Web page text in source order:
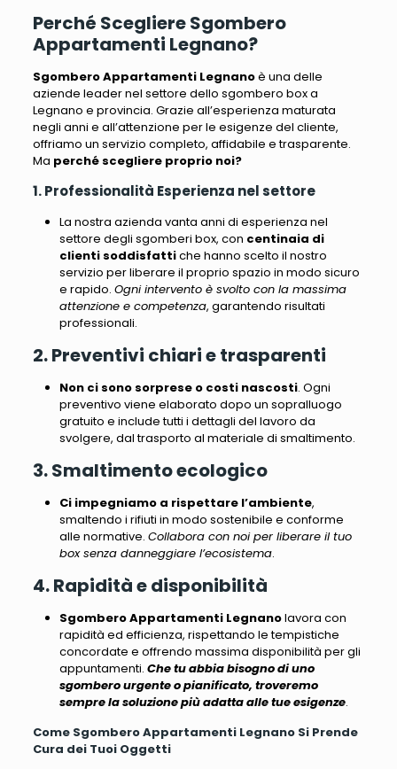
Perché Scegliere Sgombero
Appartamenti Legnano?
Sgombero Appartamenti Legnanoè una delle
aziende leader nel settore dello sgombero box a
Legnano e provincia. Grazie all’esperienza maturata
negli anni e all’attenzione per le esigenze del cliente,
offriamo un servizio completo, affidabile e trasparente.
Ma perché scegliere proprio noi?
1. Professionalità Esperienza nel settore
La nostra azienda vanta anni di esperienza nel
settore degli sgomberi box, con centinaia di
clienti soddisfattiche hanno scelto il nostro
servizio per liberare il proprio spazio in modo sicuro
e rapido. Ogni intervento è svolto con la massima
attenzione e competenza, garantendo risultati
professionali.
2. Preventivi chiari e trasparenti
Non ci sono sorprese o costi nascosti. Ogni
preventivo viene elaborato dopo un sopralluogo
gratuito e include tutti i dettagli del lavoro da
svolgere, dal trasporto al materiale di smaltimento.
3. Smaltimento ecologico
Ci impegniamo a rispettare l’ambiente,
smaltendo i rifiuti in modo sostenibile e conforme
alle normative. Collabora con noi per liberare il tuo
box senza danneggiare l’ecosistema.
4. Rapidità e disponibilità
Sgombero Appartamenti Legnanolavora con
rapidità ed efficienza, rispettando le tempistiche
concordate e offrendo massima disponibilità per gli
appuntamenti. Che tu abbia bisogno di uno
sgombero urgente o pianificato, troveremo
sempre la soluzione più adatta alle tue esigenze.
Come Sgombero Appartamenti Legnano Si Prende
Cura dei Tuoi Oggetti